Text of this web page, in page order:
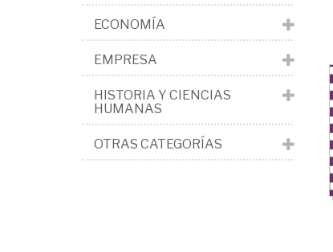
ECONOMÍA
EMPRESA
HISTORIA Y CIENCIAS
HUMANAS
OTRAS CATEGORÍAS